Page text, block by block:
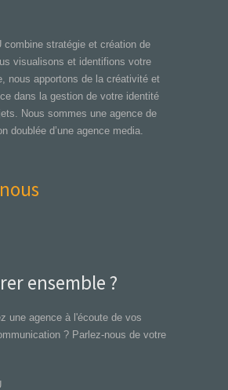
combine stratégie et création de
visualisons et identifions votre
nous apportons de la créativité et
dans la gestion de votre identité
Nous sommes une agence de
doublée d’une agence media.
ensemble ?
une agence à l'écoute de vos
? Parlez-nous de votre